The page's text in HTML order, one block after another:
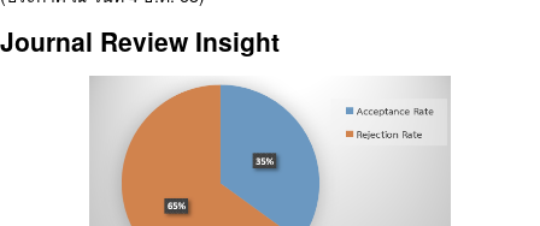
Journal Review Insight